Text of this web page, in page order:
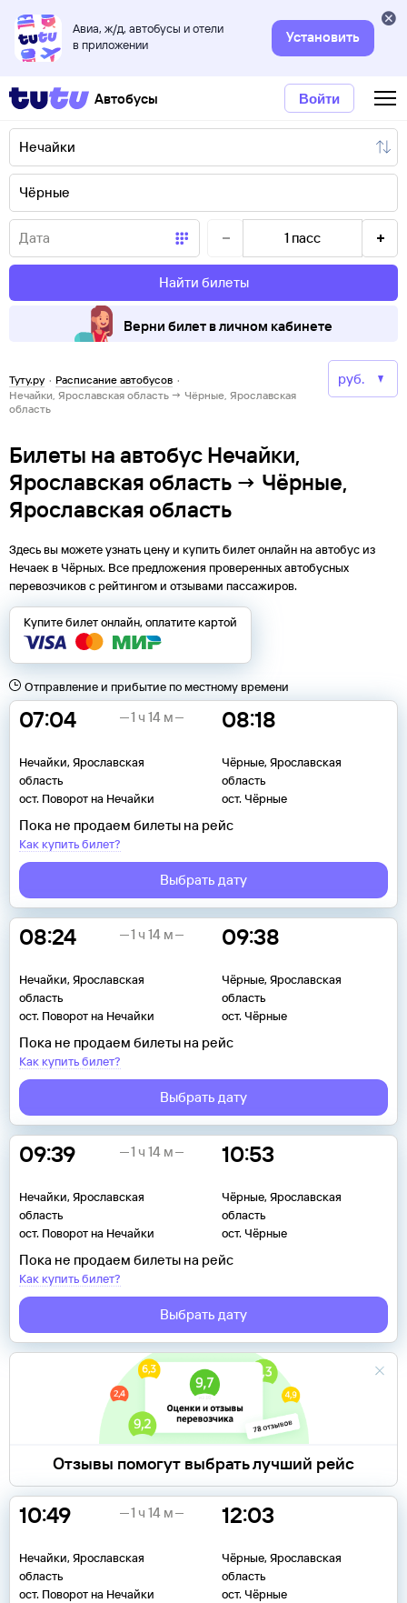
Авиа, ж/д, автобусы и отели
в приложении
Установить
Автобусы Войти
1 пасс
Найти билеты
Верни билет в личном кабинете
Туту.ру · Расписание автобусов ·
Нечайки, Ярославская область → Чёрные, Ярославская
область
Билеты на автобус Нечайки,
Ярославская область → Чёрные,
Ярославская область
Здесь вы можете узнать цену и купить билет онлайн на автобус из
НечаеквЧёрных. Все предложения проверенных автобусных
перевозчиков с рейтингом и отзывами пассажиров.
Купите билет онлайн, оплатите картой
Отправление и прибытие по местному времени
07:04
Нечайки, Ярославская
область
ост. Поворот на Нечайки
08:18
Чёрные, Ярославская
область
ост. Чёрные
1 ч 14 м
Пока не продаем билеты на рейс
Как купить билет?
Выбрать дату
08:24
Нечайки, Ярославская
область
ост. Поворот на Нечайки
09:38
Чёрные, Ярославская
область
ост. Чёрные
1 ч 14 м
Пока не продаем билеты на рейс
Как купить билет?
Выбрать дату
09:39
Нечайки, Ярославская
область
ост. Поворот на Нечайки
10:53
Чёрные, Ярославская
область
ост. Чёрные
1 ч 14 м
Пока не продаем билеты на рейс
Как купить билет?
Выбрать дату
Отзывы помогут выбрать лучший рейс
10:49
Нечайки, Ярославская
область
ост. Поворот на Нечайки
12:03
Чёрные, Ярославская
область
ост. Чёрные
1 ч 14 м